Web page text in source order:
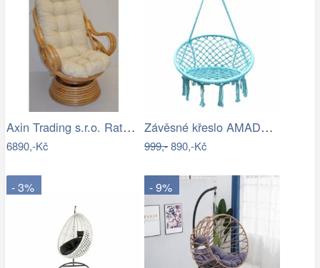
Axin Trading s.r.o. Ratanové houpací…
6890,-Kč
Závěsné křeslo AMADO 2 NEW Tempo Kondela
999,-890,-Kč
- 3% - 9%